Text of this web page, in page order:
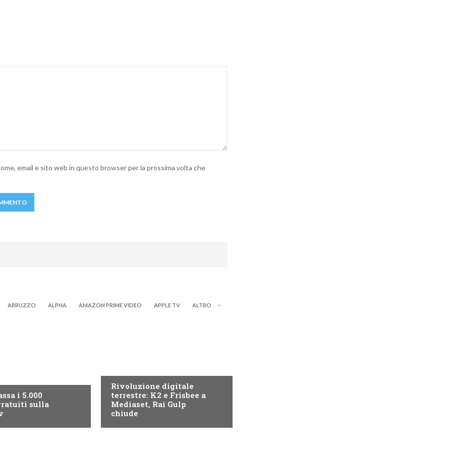
email e sito web in questo browser per la prossima volta che
ABRUZZO ALPHA AMAZON PRIME VIDEO APPLE TV ALTRO
i 5.000
sulla
Rivoluzione digitale
terrestre: K2 e Frisbee a
Mediaset, Rai Gulp
chiude